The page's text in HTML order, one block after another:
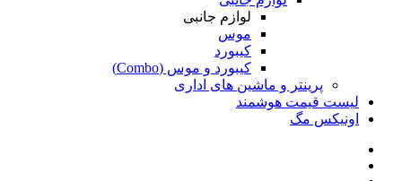
لوازم جانبی
موس
کیبورد
کیبورد و موس (Combo)
پرینتر و ماشین های اداری
لیست قیمت هوشمند
اونیکس مگ